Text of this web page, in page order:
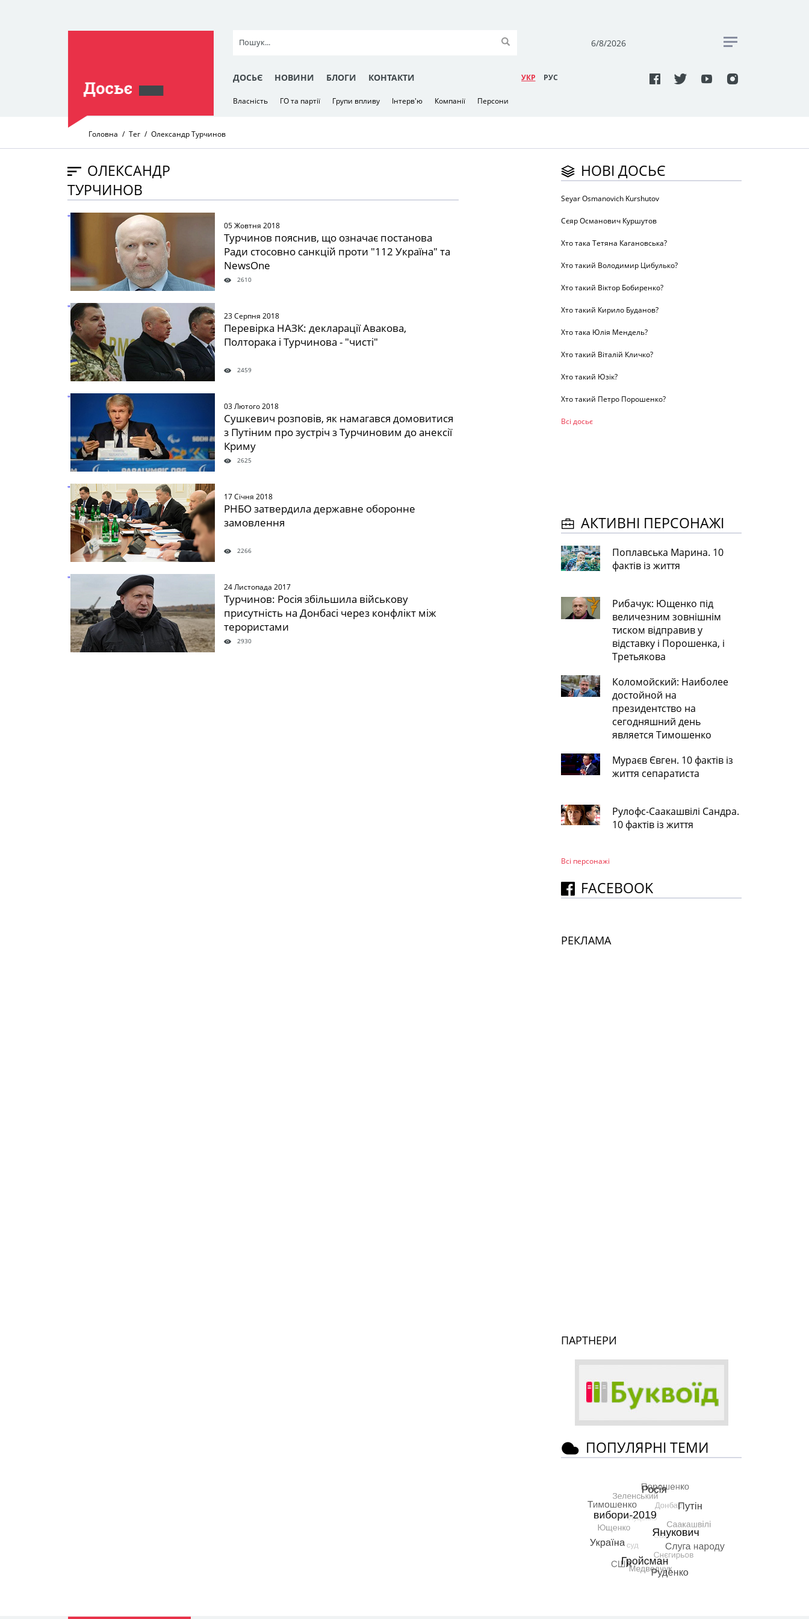
6/8/2026
ДОСЬЄ НОВИНИ БЛОГИ КОНТАКТИ УКР РУC
Власність ГО та партії Групи впливу Інтерв'ю Компанії Персони
Головна Тег Олександр Турчинов
ОЛЕКСАНДР
ТУРЧИНОВ
" />
05 Жовтня 2018
Турчинов пояснив, що означає постанова
Ради стосовно санкцій проти "112 Україна" та
NewsOne
2610
" />
23 Серпня 2018
Перевірка НАЗК: декларації Авакова,
Полторака і Турчинова - "чисті"
2459
" />
03 Лютого 2018
Сушкевич розповів, як намагався домовитися
з Путіним про зустріч з Турчиновим до анексії
Криму
2625
" />
17 Січня 2018
РНБО затвердила державне оборонне
замовлення
2266
" />
24 Листопада 2017
Турчинов: Росія збільшила військову
присутність на Донбасі через конфлікт між
терористами
2930
НОВІ ДОСЬЄ
Seyar Osmanovich Kurshutov
Сєяр Османович Куршутов
Хто така Тетяна Кагановська?
Хто такий Володимир Цибулько?
Хто такий Віктор Бобиренко?
Хто такий Кирило Буданов?
Хто така Юлія Мендель?
Хто такий Віталій Кличко?
Хто такий Юзік?
Хто такий Петро Порошенко?
Всі досьє
АКТИВНІ ПЕРСОНАЖІ
Поплавська Марина. 10
фактів із життя
Рибачук: Ющенко під
величезним зовнішнім
тиском відправив у
відставку і Порошенка, і
Третьякова
Коломойский: Наиболее
достойной на
президентство на
сегодняшний день
является Тимошенко
Мураєв Євген. 10 фактів із
життя сепаратиста
Рулофс-Саакашвілі Сандра.
10 фактів із життя
Всі персонажi
FACEBOOK
РЕКЛАМА
ПАРТНЕРИ
ПОПУЛЯРНІ ТЕМИ